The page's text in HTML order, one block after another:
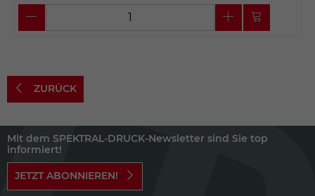
ZURÜCK
Mit dem SPEKTRAL-DRUCK-Newsletter sind Sie top
informiert!
JETZT ABONNIEREN!